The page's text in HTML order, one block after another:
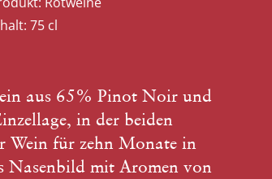
75 cl
aus 65% Pinot Noir und
in der beiden
Wein für zehn Monate in
Nasenbild mit Aromen von